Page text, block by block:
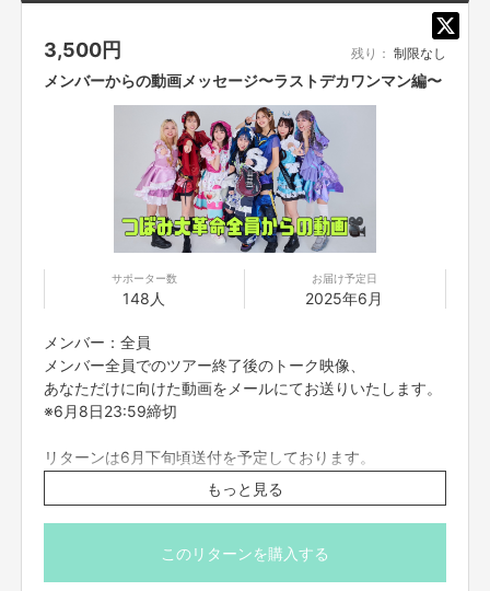
2010年 「つぼみ」結成
2015年4月 ミニアルバム「1000日前からI Love You!」でCDデビュー
2016年12月 1stシングル「ありがとうはほんの気持ちだよ」発売
2016年12月 なんばグランド花月でワンマンライブ開催
2017年8月 2ndシングル「スカッとサマラバ☆」発売
2018年8月 3rdシングル「Dreamer」発売
2019年2月 1stアルバム「9」発売
「つぼみ大革命」に改名
2019年5月 4thシングル「走り出せ希望」発売
2019年10月 5thシングル「笑DNA」発売
ルミネtheよしもとでワンマンライブ開催
2019年12月 日本テレビ「女芸人No.1決定戦THE W2019」決勝進出
2020年10月7日 つんく♂全面プロデュース！7thシングル「逆襲のYEAH！」
2020年12月24日 なんばグランド花月にて「つぼみ大革命ワンマンツアー～
夢でも見なきゃやってられない～」開催
2022年2月2日 ミニアルバム「GOCHAMAZE」発売
2023年2月1日 ミニアルバム「HACHAMECHARGE」発売
3,500円 残り： 制限なし
メンバーからの動画メッセージ〜ラストデカワンマン編〜
サポーター数
148人
お届け予定日
2025年6月
メンバー：全員
メンバー全員でのツアー終了後のトーク映像、
あなただけに向けた動画をメールにてお送りいたします。
※6月8日23:59締切
リターンは6月下旬頃送付を予定しております。
※動画はサポーター名宛で撮影させていただきますので、
ご希望の宛名での登録に変更いただけますと幸いです。
※プロジェクト本文の末尾に記載されている【ご支援にあた
ってのご注意事項】を必ずご一読ください。
もっと見る
このリターンを購入する